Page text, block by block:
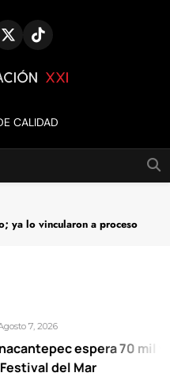
XXI
CALIDAD
ya lo vincularon a proceso
2026
espera 70 mil
del Mar